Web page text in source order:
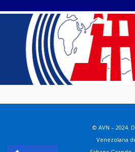
© AVN – 2024.
Venezolana